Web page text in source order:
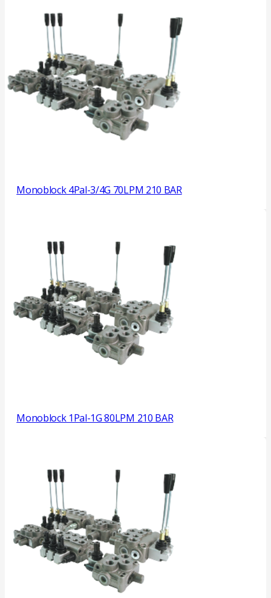
Monoblock 4Pal-3/4G 70LPM 210 BAR
Monoblock 1Pal-1G 80LPM 210 BAR